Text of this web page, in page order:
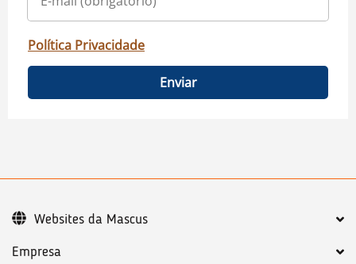
Política Privacidade
Enviar
Empresa
Websites da Mascus